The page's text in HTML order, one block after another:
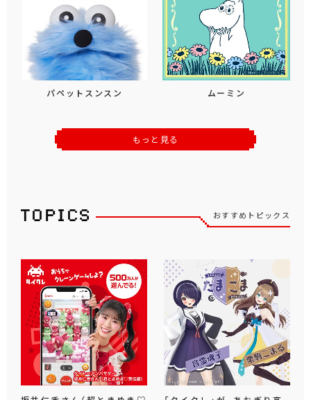
パペットスンスン ムーミン
もっと見る
おすすめトピックス